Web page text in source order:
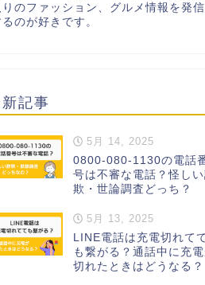
りのファッション、グルメ情報を発信
のが好きです。
記事
5月 14, 2025
0800-080-1130の電話
号は不審な電話？怪し
欺・世論調査どっち？
5月 13, 2025
LINE電話は充電切れてて
も繋がる？通話中に充
切れたときはどうなる？